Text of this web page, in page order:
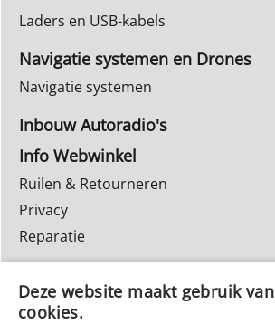
Laders en USB-kabels
Navigatie systemen en Drones
Navigatie systemen
Inbouw Autoradio's
Info Webwinkel
Ruilen & Retourneren
Privacy
Reparatie
Deze website maakt gebruik van
cookies.